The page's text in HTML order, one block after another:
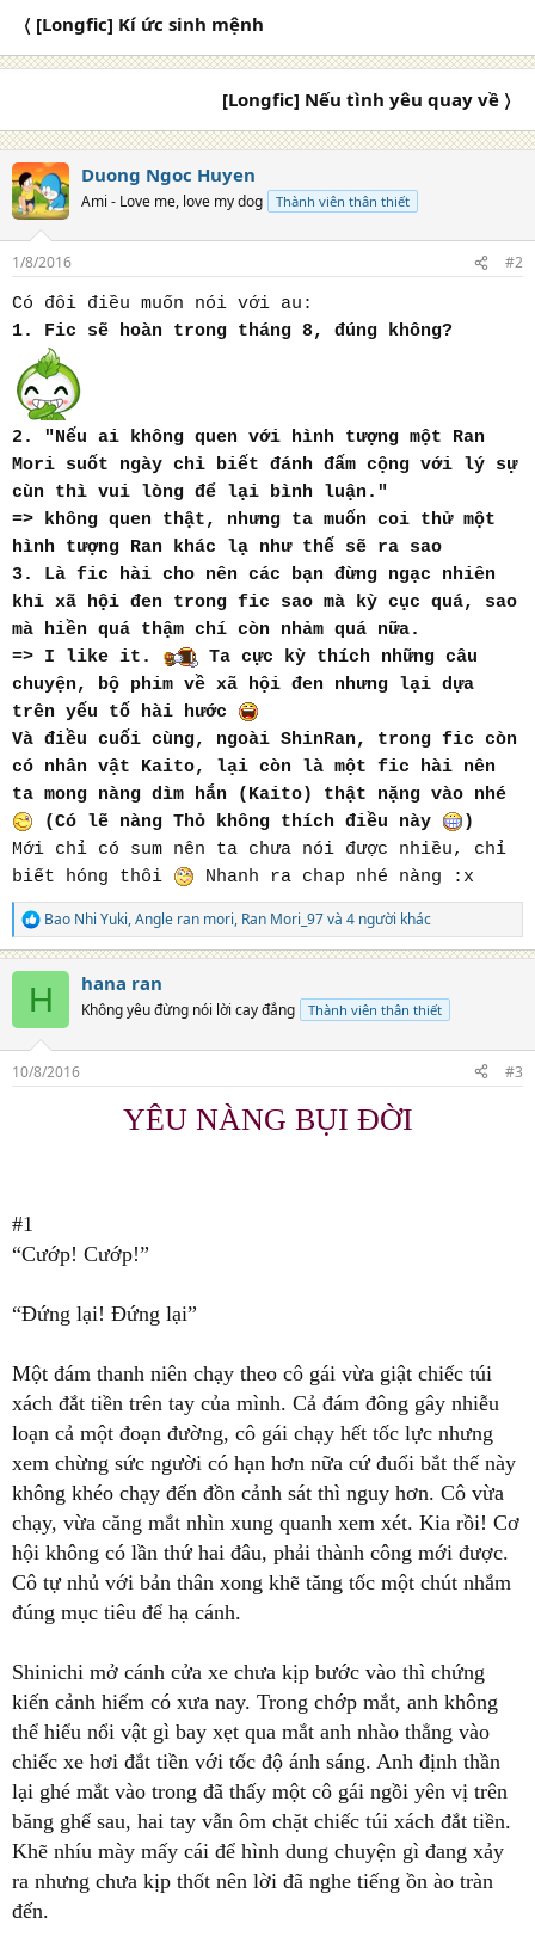
o
〈 [Longfic] Kí ức sinh mệnh
[Longfic] Nếu tình yêu quay về 〉
Duong Ngoc Huyen
Ami - Love me, love my dog Thành viên thân thiết
1/8/2016 #2
Có đôi điều muốn nói với au:
1. Fic sẽ hoàn trong tháng 8, đúng không?
2. "Nếu ai không quen với hình tượng một Ran
Mori suốt ngày chỉ biết đánh đấm cộng với lý sự
cùn thì vui lòng để lại bình luận."
=> không quen thật, nhưng ta muốn coi thử một
hình tượng Ran khác lạ như thế sẽ ra sao
3. Là fic hài cho nên các bạn đừng ngạc nhiên
khi xã hội đen trong fic sao mà kỳ cục quá, sao
mà hiền quá thậm chí còn nhảm quá nữa.
=> I like it.
Ta cực kỳ thích những câu
chuyện, bộ phim về xã hội đen nhưng lại dựa
trên yếu tố hài hước
Và điều cuối cùng, ngoài ShinRan, trong fic còn
có nhân vật Kaito, lại còn là một fic hài nên
ta mong nàng dìm hắn (Kaito) thật nặng vào nhé
(Có lẽ nàng Thỏ không thích điều này
)
Mới chỉ có sum nên ta chưa nói được nhiều, chỉ
biết hóng thôi
Nhanh ra chap nhé nàng :x
R
e
s
Bao Nhi Yuki,Angle ran mori, Ran Mori_97và 4 người khác
H hana ran
Không yêu đừng nói lời cay đắng Thành viên thân thiết
10/8/2016 #3
YÊU NÀNG BỤI ĐỜI
#1
“Cướp! Cướp!”
“Đứng lại! Đứng lại”
Một đám thanh niên chạy theo cô gái vừa giật chiếc túi
xách đắt tiền trên tay của mình. Cả đám đông gây nhiễu
loạn cả một đoạn đường, cô gái chạy hết tốc lực nhưng
xem chừng sức người có hạn hơn nữa cứ đuổi bắt thế này
không khéo chạy đến đồn cảnh sát thì nguy hơn. Cô vừa
chạy, vừa căng mắt nhìn xung quanh xem xét. Kia rồi! Cơ
hội không có lần thứ hai đâu, phải thành công mới được.
Cô tự nhủ với bản thân xong khẽ tăng tốc một chút nhắm
đúng mục tiêu để hạ cánh.
Shinichi mở cánh cửa xe chưa kịp bước vào thì chứng
kiến cảnh hiếm có xưa nay. Trong chớp mắt, anh không
thể hiểu nổi vật gì bay xẹt qua mắt anh nhào thẳng vào
chiếc xe hơi đắt tiền với tốc độ ánh sáng. Anh định thần
lại ghé mắt vào trong đã thấy một cô gái ngồi yên vị trên
băng ghế sau, hai tay vẫn ôm chặt chiếc túi xách đắt tiền.
Khẽ nhíu mày mấy cái để hình dung chuyện gì đang xảy
ra nhưng chưa kịp thốt nên lời đã nghe tiếng ồn ào tràn
đến.